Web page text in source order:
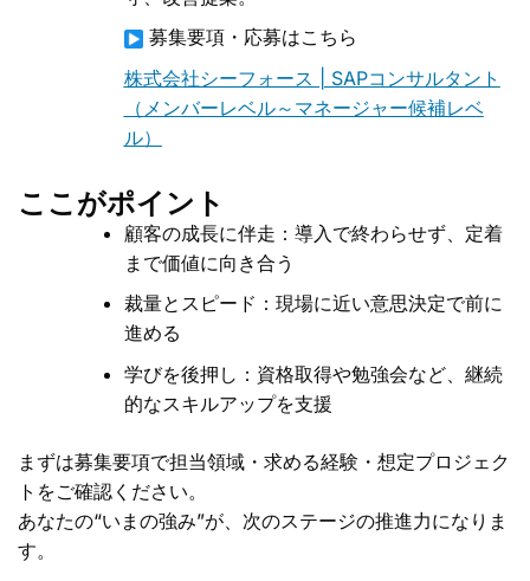
募集要項・応募はこちら
株式会社シーフォース | SAPコンサルタント
（メンバーレベル～マネージャー候補レベ
ル）
ここがポイント
顧客の成長に伴走：導入で終わらせず、定着
まで価値に向き合う
裁量とスピード：現場に近い意思決定で前に
進める
学びを後押し：資格取得や勉強会など、継続
的なスキルアップを支援
まずは募集要項で担当領域・求める経験・想定プロジェク
トをご確認ください。
あなたの“いまの強み”が、次のステージの推進力になりま
す。